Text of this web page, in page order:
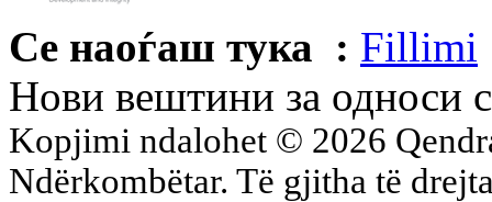
Се наоѓаш тука : Fillimi
Нови вештини за односи
Kopjimi ndalohet © 2026
Ndërkombëtar. Të gjitha të